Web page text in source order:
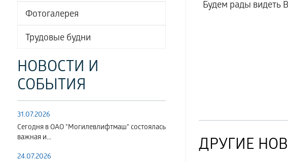
Фотогалерея
Трудовые будни
НОВОСТИ И
СОБЫТИЯ
31.07.2026
Сегодня в ОАО "Могилевлифтмаш" состоялась
важная и...
24.07.2026
Будем рады видеть
ДРУГИЕ